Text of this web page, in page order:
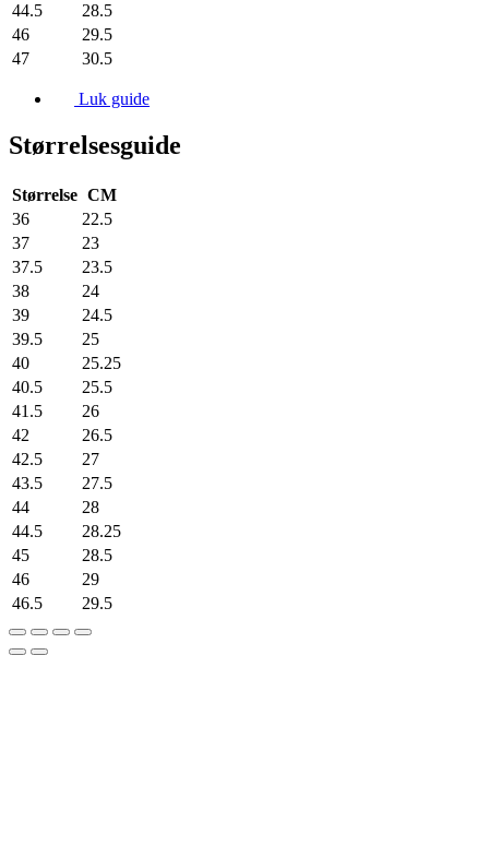
44.5
28.5
46
29.5
47
30.5
Luk guide
Størrelsesguide
Størrelse CM
36
22.5
37
23
37.5
23.5
38
24
39
24.5
39.5
25
40
25.25
40.5
25.5
41.5
26
42
26.5
42.5
27
43.5
27.5
44
28
44.5
28.25
45
28.5
46
29
46.5
29.5